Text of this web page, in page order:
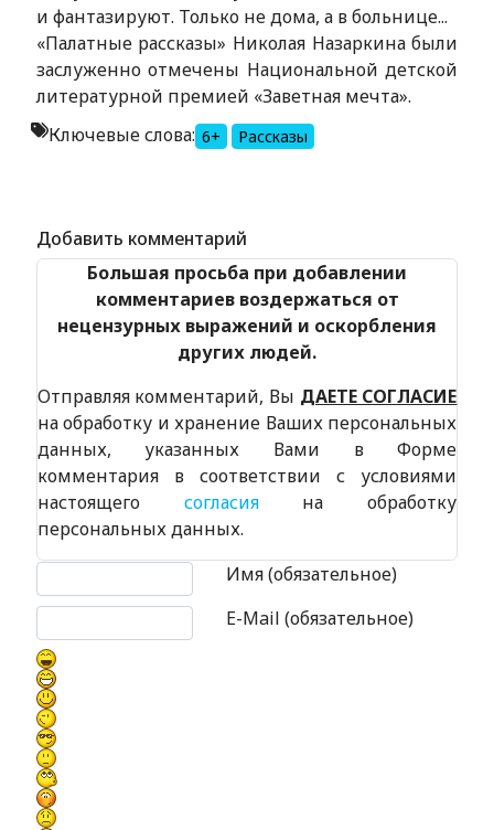
и фантазируют. Только не дома, а в больнице...
«Палатные рассказы» Николая Назаркина были
заслуженно отмечены Национальной детской
литературной премией «Заветная мечта».
Ключевые слова: 6+ Рассказы
Добавить комментарий
Большая просьба при добавлении
комментариев воздержаться от
нецензурных выражений и оскорбления
других людей.
Отправляя комментарий, Вы ДАЕТЕ СОГЛАСИЕ
на обработку и хранение Ваших персональных
данных, указанных Вами в Форме
комментария в соответствии с условиями
настоящего согласияна обработку
персональных данных.
Имя (обязательное)
E-Mail (обязательное)
Текст комментария